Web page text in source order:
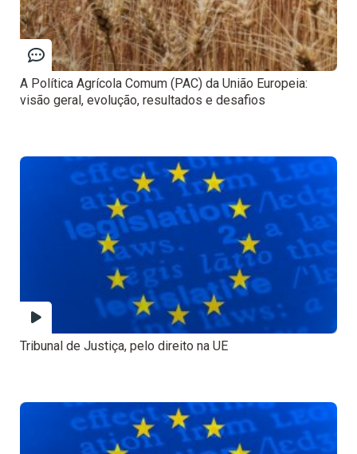
A Política Agrícola Comum (PAC) da União Europeia:
visão geral, evolução, resultados e desafios
Tribunal de Justiça, pelo direito na UE